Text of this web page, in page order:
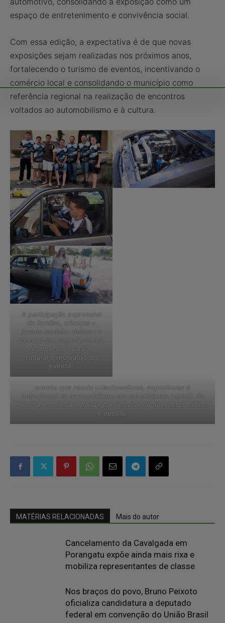
espaço de entretenimento e convivência social.
Com essa edição, a expectativa é de que novas
exposições sejam realizadas nos próximos anos,
fortalecendo o turismo de eventos, incentivando o
comércio local e consolidando o município como
referência regional na realização de encontros
voltados ao automobilismo e à cultura.
A participação expressiva
de famílias, crianças e
jovens também chamou a
atenção dos organizadores,
reforçando o caráter
cultural e recreativo do
evento.
evento que reuniu colecionadores, expositores e
entusiastas do automobilismo em um ambiente repleto de
história, nostalgia e paixão por veículos de diferentes estilos
e épocas.
MATÉRIAS RELACIONADAS Mais do autor
Cancelamento da Cavalgada em
Porangatu expõe ainda mais rixa e
mobiliza representantes de classe
Nos braços do povo, Bruno Peixoto
oficializa candidatura a deputado
federal em convenção do União Brasil